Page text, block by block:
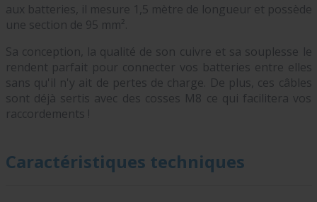
aux batteries, il mesure 1,5 mètre de longueur et possède
une section de 95 mm².
Sa conception, la qualité de son cuivre et sa souplesse le
rendent parfait pour connecter vos batteries entre elles
sans qu'il n'y ait de pertes de charge. De plus, ces câbles
sont déjà sertis avec des cosses M8 ce qui facilitera vos
raccordements !
Caractéristiques techniques